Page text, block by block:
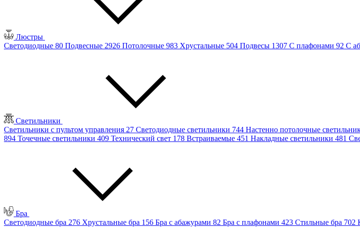
Люстры
Светодиодные 80 Подвесные 2926 Потолочные 983 Хрустальные 504 Подвесы 1307 С плафонами 92 С
Светильники
Светильники с пультом управления 27 Светодиодные светильники 744 Настенно потолочные
894 Точечные светильники 409 Технический свет 178 Встраиваемые 451 Накладные светильники 481
Бра
Светодиодные бра 276 Хрустальные бра 156 Бра с абажурами 82 Бра с плафонами 423 Стильные бра 702